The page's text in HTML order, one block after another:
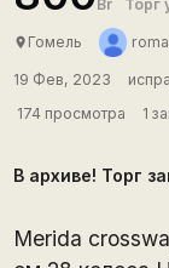
Br Торг
place Гомель
19 Фев, 2023
174 просмотра
1
В архиве! Торг
Merida